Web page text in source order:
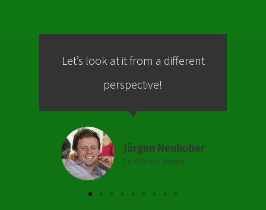
Let’s look at it from a different
perspective!
Jürgen Neuhuber
Co-Director, Shabka